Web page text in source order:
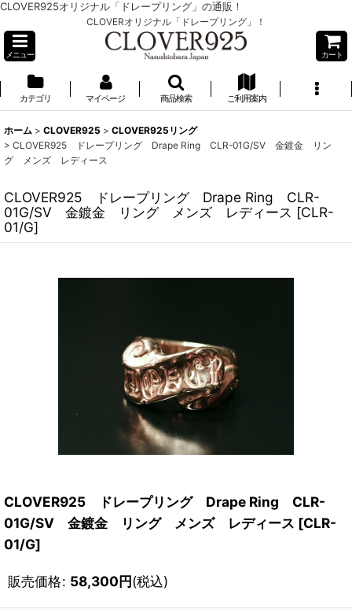
CLOVER925オリジナル「ドレープリング」の通販！
CLOVERオリジナル「ドレープリング」！
メニュー カート
カテゴリ マイページ 商品検索 ご利用案内
ホーム > CLOVER925 > CLOVER925リング
> CLOVER925 ドレープリング Drape Ring CLR-01G/SV 金鍍金 リン
グ メンズ レディース
CLOVER925 ドレープリング Drape Ring CLR-
01G/SV 金鍍金 リング メンズ レディース [CLR-
01/G]
CLOVER925 ドレープリング Drape Ring CLR-
01G/SV 金鍍金 リング メンズ レディース [CLR-
01/G]
販売価格: 58,300円(税込)